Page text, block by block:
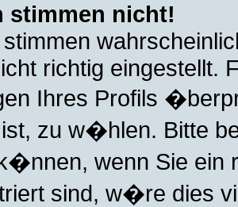
stimmen nicht!
richtig eingestellt.
Ihres Profils
zu w�hlen. Bitte
wenn Sie ein
sind, w�re dies